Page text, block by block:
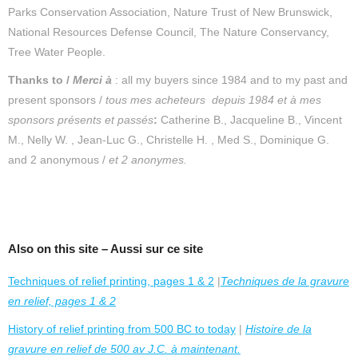
Parks Conservation Association, Nature Trust of New Brunswick,
National Resources Defense Council, The Nature Conservancy,
Tree Water People.
Thanks to / Merci à : all my buyers since 1984 and to my past and
present sponsors / tous mes acheteurs depuis 1984 età mes
sponsors présents et passés: Catherine B., Jacqueline B., Vincent
M., Nelly W. , Jean-Luc G., Christelle H. , Med S., Dominique G.
and 2 anonymous / et 2 anonymes.
Also on this site – Aussi sur ce site
Techniques of relief printing, pages 1 & 2 |Techniques de la gravure
en relief, pages 1 & 2
History of relief printing from 500 BC to today | Histoire de la
gravure en relief de 500 av J.C. à maintenant.